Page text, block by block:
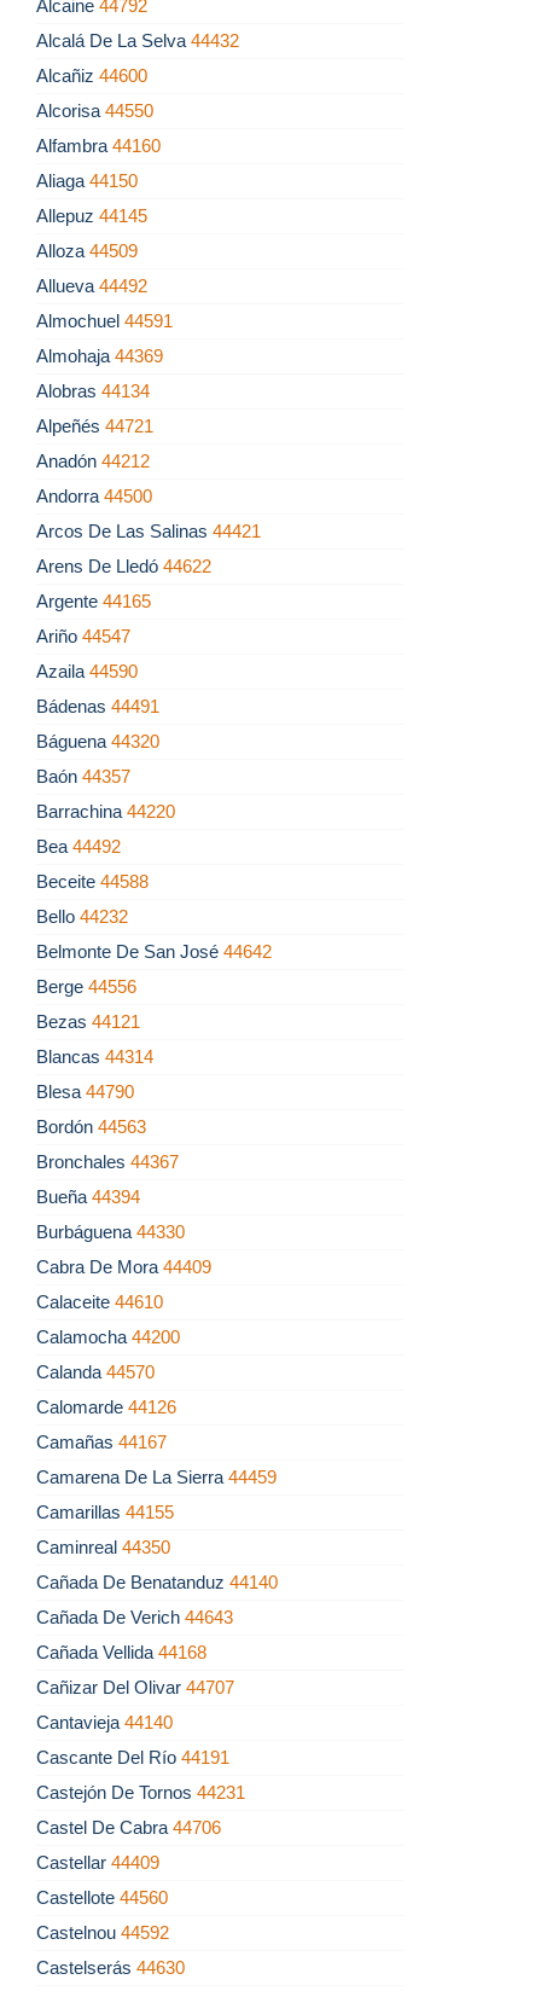
Alcaine 44792
Alcalá De La Selva 44432
Alcañiz 44600
Alcorisa 44550
Alfambra 44160
Aliaga 44150
Allepuz 44145
Alloza 44509
Allueva 44492
Almochuel 44591
Almohaja 44369
Alobras 44134
Alpeñés 44721
Anadón 44212
Andorra 44500
Arcos De Las Salinas 44421
Arens De Lledó 44622
Argente 44165
Ariño 44547
Azaila 44590
Bádenas 44491
Báguena 44320
Baón 44357
Barrachina 44220
Bea 44492
Beceite 44588
Bello 44232
Belmonte De San José 44642
Berge 44556
Bezas 44121
Blancas 44314
Blesa 44790
Bordón 44563
Bronchales 44367
Bueña 44394
Burbáguena 44330
Cabra De Mora 44409
Calaceite 44610
Calamocha 44200
Calanda 44570
Calomarde 44126
Camañas 44167
Camarena De La Sierra 44459
Camarillas 44155
Caminreal 44350
Cañada De Benatanduz 44140
Cañada De Verich 44643
Cañada Vellida 44168
Cañizar Del Olivar 44707
Cantavieja 44140
Cascante Del Río 44191
Castejón De Tornos 44231
Castel De Cabra 44706
Castellar 44409
Castellote 44560
Castelnou 44592
Castelserás 44630